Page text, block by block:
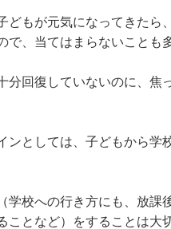
どもが元気になってきたら
、当てはまらないことも
分回復していないのに、焦
ンとしては、子どもから学
学校への行き方にも、放課
となど）をすることは大